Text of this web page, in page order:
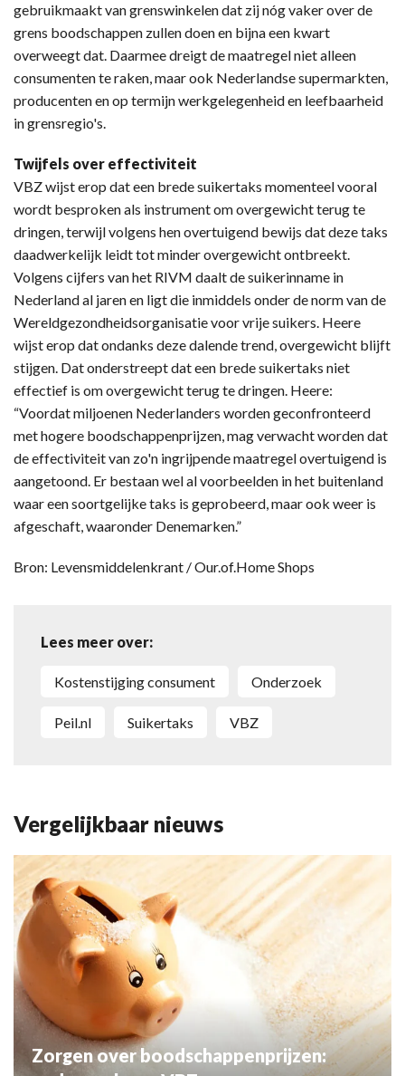
gebruikmaakt van grenswinkelen dat zij nóg vaker over de
grens boodschappen zullen doen en bijna een kwart
overweegt dat. Daarmee dreigt de maatregel niet alleen
consumenten te raken, maar ook Nederlandse supermarkten,
producenten en op termijn werkgelegenheid en leefbaarheid
in grensregio's.
Twijfels over effectiviteit
VBZ wijst erop dat een brede suikertaks momenteel vooral
wordt besproken als instrument om overgewicht terug te
dringen, terwijl volgens hen overtuigend bewijs dat deze taks
daadwerkelijk leidt tot minder overgewicht ontbreekt.
Volgens cijfers van het RIVM daalt de suikerinname in
Nederland al jaren en ligt die inmiddels onder de norm van de
Wereldgezondheidsorganisatie voor vrije suikers. Heere
wijst erop dat ondanks deze dalende trend, overgewicht blijft
stijgen. Dat onderstreept dat een brede suikertaks niet
effectief is om overgewicht terug te dringen. Heere:
“Voordat miljoenen Nederlanders worden geconfronteerd
met hogere boodschappenprijzen, mag verwacht worden dat
de effectiviteit van zo'n ingrijpende maatregel overtuigend is
aangetoond. Er bestaan wel al voorbeelden in het buitenland
waar een soortgelijke taks is geprobeerd, maar ook weer is
afgeschaft, waaronder Denemarken.”
Bron: Levensmiddelenkrant / Our.of.Home Shops
Lees meer over:
kostenstijging consument onderzoek
Peil.nl Suikertaks VBZ
Vergelijkbaar nieuws
Zorgen over boodschappenprijzen: